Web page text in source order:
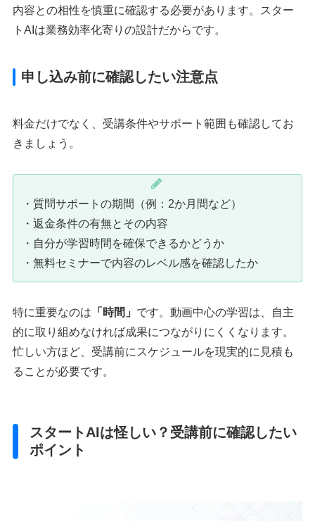
内容との相性を慎重に確認する必要があります。スター
トAIは業務効率化寄りの設計だからです。
申し込み前に確認したい注意点
料金だけでなく、受講条件やサポート範囲も確認してお
きましょう。
・質問サポートの期間（例：2か月間など）
・返金条件の有無とその内容
・自分が学習時間を確保できるかどうか
・無料セミナーで内容のレベル感を確認したか
特に重要なのは 「時間」 です。動画中心の学習は、自主
的に取り組めなければ成果につながりにくくなります。
忙しい方ほど、受講前にスケジュールを現実的に見積も
ることが必要です。
スタートAIは怪しい？受講前に確認したい
ポイント